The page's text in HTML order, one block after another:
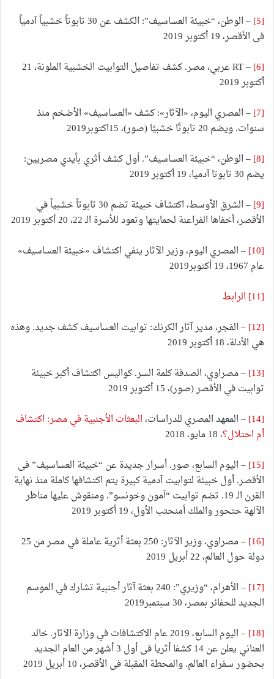
[5]
– الوطن، “خبيئة العساسيف”: الكشف عن 30 تابوتاً خشبياً آدمياً
فى الأقصر، 19 أكتوبر 2019
[6]
– RT عربي، مصر. كشف تفاصيل التوابيت الخشبية الملونة، 21
أكتوبر 2019
[7] – المصري اليوم، «الآثار»: كشف «العساسيف» الأضخم منذ
سنوات. ويضم 20 تابوتًا خشبيًا (صور)، 15اكتوبر2019
[8] – الوطن، “خبيئة العساسيف”. أول كشف أثري بأيدي مصريين:
يضم 30 تابوتا آدميا، 19 أكتوبر 2019
[9]
– الشرق الأوسط، اكتشاف خبيئة تضم 30 تابوتاً خشبياً في
الأقصر، أخفاها الفراعنة لحمايتها وتعود للأسرة الـ 22، 20 أكتوبر 2019
[10]
– المصري اليوم، وزير الآثار ينفي اكتشاف «خبيئة العساسيف»
عام 1967، 19 أكتوبر2019
[11]
الرابط
[12]
– الفجر، مدير آثار الكرنك: توابيت العساسيف كشف جديد. وهذه
هي الأدلة، 18 أكتوبر 2019
[13]
– مصراوي، الصدفة كلمة السر. كواليس اكتشاف أكبر خبيئة
توابيت في الأقصر (صور)، 15 أكتوبر 2019
[14]
– المعهد المصري للدراسات،البعثات الأجنبية في مصر: اكتشاف
أم احتلال؟، 18 مايو، 2018
[15]
– اليوم السابع، صور. أسرار جديدة عن “خبيئة العساسيف” فى
الأقصر. أول خبيئة لتوابيت آدمية كبيرة يتم اكتشافها كاملة منذ نهاية
القرن الـ 19. تضم توابيت “آمون وخونسو”. ومنقوش عليها مناظر
الآلهة حتحور والملك أمنحتب الأول، 19 أكتوبر 2019
[16]
– مصراوي، وزير الآثار: 250 بعثة أثرية عاملة في مصر من 25
دولة حول العالم، 22 أبريل 2019
[17]
– الأهرام، “وزيري”: 240 بعثة آثار أجنبية تشارك في الموسم
الجديد للحفائر بمصر، 30 سبتمبر2019
[18]
– اليوم السابع، 2019 عام الاكتشافات في وزارة الآثار. خالد
العناني يعلن عن 14 كشفا أثريا فى أول 3 أشهر من العام الجديد
بحضور سفراء العالم. والمحطة المقبلة فى الأقصر، 10 أبريل 2019